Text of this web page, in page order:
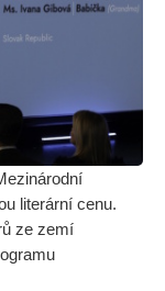
literární cenu.
ze zemí